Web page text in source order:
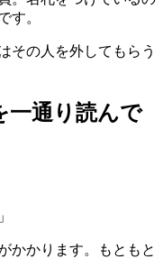
す。
その人を外してもらう
一通り読んで
かかります。もともと